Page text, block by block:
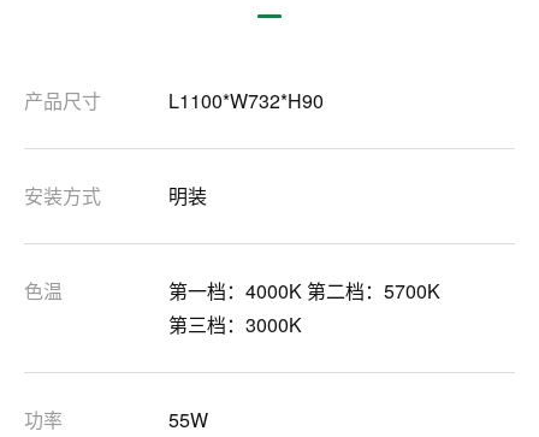
产品尺寸 L1100*W732*H90
安装方式 明装
色温
第一档：4000K 第二档：5700K
第三档：3000K
功率 55W